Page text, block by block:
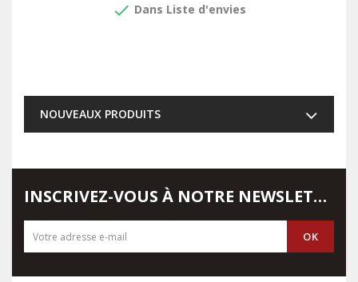
done Dans Liste d'envies
NOUVEAUX PRODUITS
INSCRIVEZ-VOUS À NOTRE NEWSLETTER